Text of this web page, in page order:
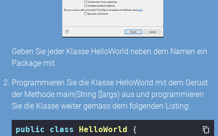
Geben Sie jeder Klasse HelloWorld neben dem Namen ein
Package mit.
Programmieren Sie die Klasse HelloWorld mit dem Gerüst
der Methode main(String []args) aus und programmieren
Sie die Klasse weiter gemäss dem folgenden Listing:
public class HelloWorld
{